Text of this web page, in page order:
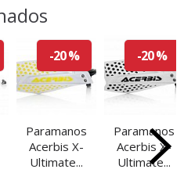
-20 %
Paramanos
Acerbis X-
Ultimate...
-20 %
Paramanos
Acerbis X-
Ultimate...